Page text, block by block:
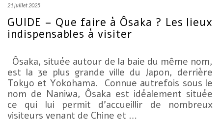
21 juillet 2025
GUIDE – Que faire à Ôsaka ? Les lieux
indispensables à visiter
Ôsaka, située autour de la baie du même nom,
est la 3e plus grande ville du Japon, derrière
Tokyo et Yokohama. Connue autrefois sous le
nom de Naniwa, Ôsaka est idéalement située
ce qui lui permit d’accueillir de nombreux
visiteurs venant de Chine et …